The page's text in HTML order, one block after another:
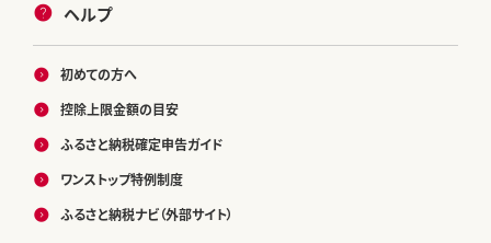
ヘルプ
初めての方へ
控除上限金額の目安
ふるさと納税確定申告ガイド
ワンストップ特例制度
ふるさと納税ナビ（外部サイト）